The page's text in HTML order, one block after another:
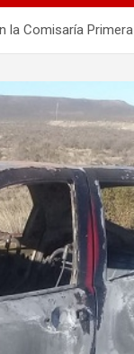
Comisaría Primera